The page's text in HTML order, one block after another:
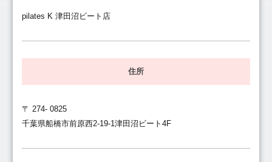
pilates K 津田沼ビート店
住所
〒 274- 0825
千葉県船橋市前原西2-19-1津田沼ビート4F